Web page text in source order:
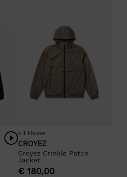
+ 1 kleuren
CROYEZ
Croyez Crinkle Patch
Jacket
€ 180,00